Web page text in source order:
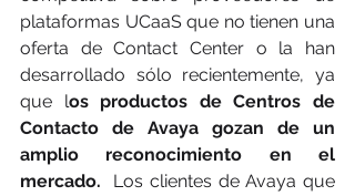
plataformas UCaaS que no tienen una
oferta de Contact Center o la han
desarrollado sólo recientemente, ya
que los productos de Centros de
Contacto de Avaya gozan de un
amplio reconocimiento en el
mercado. Los clientes de Avaya que